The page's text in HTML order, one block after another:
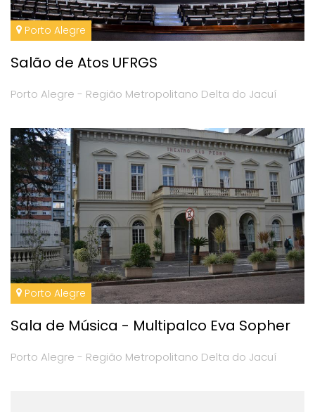
Porto Alegre
Salão de Atos UFRGS
Porto Alegre - Região Metropolitano Delta do Jacuí
Porto Alegre
Sala de Música - Multipalco Eva Sopher
Porto Alegre - Região Metropolitano Delta do Jacuí